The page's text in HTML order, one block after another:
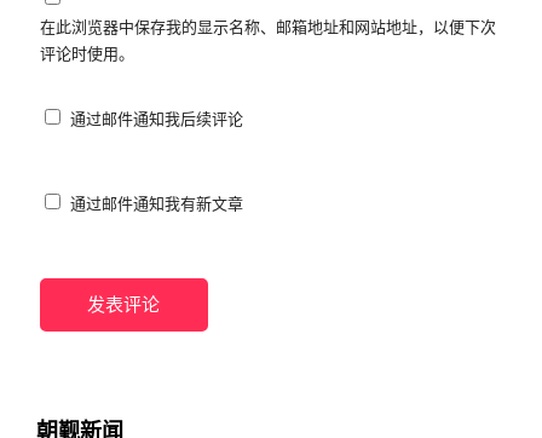
在此浏览器中保存我的显示名称、邮箱地址和网站地址，以便下次
评论时使用。
通过邮件通知我后续评论
通过邮件通知我有新文章
朝觐新闻